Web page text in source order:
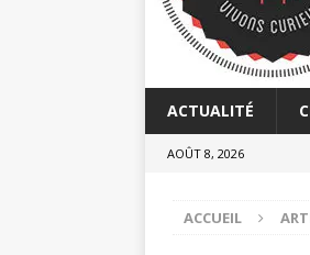
ACTUALITÉ
AOÛT 8, 2026
ACCUEIL